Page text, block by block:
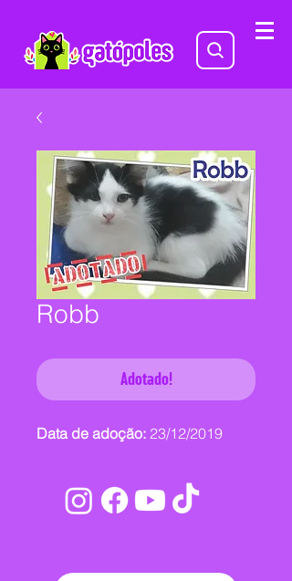
Robb
Adotado!
Data de adoção: 23/12/2019